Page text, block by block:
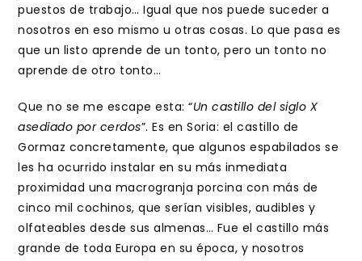
puestos de trabajo… Igual que nos puede suceder a
nosotros en eso mismo u otras cosas. Lo que pasa es
que un listo aprende de un tonto, pero un tonto no
aprende de otro tonto…
Que no se me escape esta: “Un castillo del siglo X
asediado por cerdos”. Es en Soria: el castillo de
Gormaz concretamente, que algunos espabilados se
les ha ocurrido instalar en su más inmediata
proximidad una macrogranja porcina con más de
cinco mil cochinos, que serían visibles, audibles y
olfateables desde sus almenas… Fue el castillo más
grande de toda Europa en su época, y nosotros